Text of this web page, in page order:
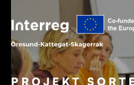
PROJEKT